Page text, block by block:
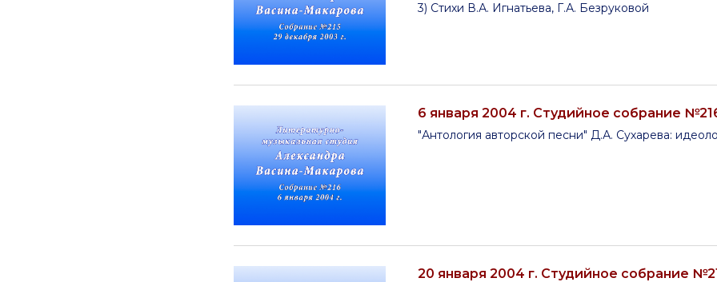
3) Стихи В.А. Игнатьева, Г.А. Безруковой
6 января 2004 г. Студийное собрание
"Антология авторской песни" Д.А. Сухарева:
20 января 2004 г. Студийное собрание